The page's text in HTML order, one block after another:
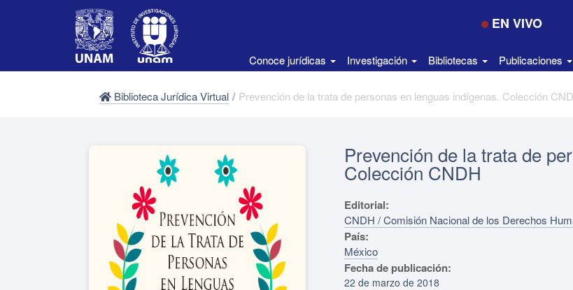
EN VIVO
Conoce jurídicas Investigación Bibliotecas Publicaciones
Biblioteca Jurídica Virtual / Prevención de la trata de personas en lenguas indígenas. Colección
Prevención de la trata de
Colección CNDH
Editorial:
CNDH / Comisión Nacional de los Derechos
País:
México
Fecha de publicación:
22 de marzo de 2018